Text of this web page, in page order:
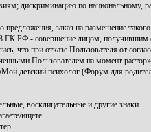
дискриминацию по национальному,
заказ на размещение
ГК РФ - совершение лицом,
что при отказе Пользователя от
Пользователем на момент
детский психолог (Форум для
восклицательные и другие знаки.
ищете.